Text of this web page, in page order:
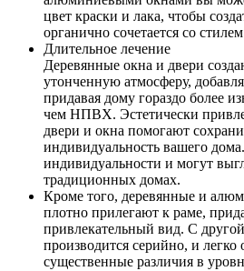
цвет краски и лака, чтобы
органично сочетается со
Длительное лечение
Деревянные окна и двери
утонченную атмосферу,
придавая дому гораздо более
чем НПВХ. Эстетически
двери и окна помогают
индивидуальность вашего
индивидуальности и могут
традиционных домах.
Кроме того, деревянные и
плотно прилегают к раме,
привлекательный вид. С
производится серийно, и легко
существенные различия в